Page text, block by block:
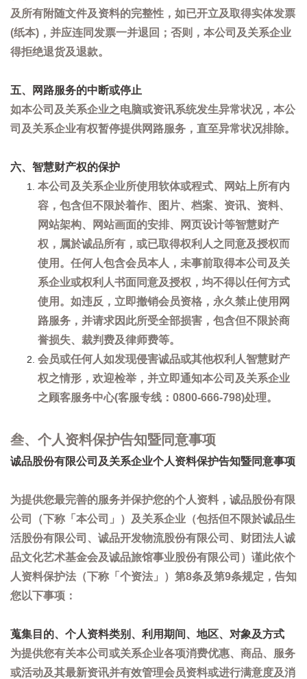
及所有附随文件及资料的完整性，如已开立及取得实体发票
(纸本)，并应连同发票一并退回；否则，本公司及关系企业
得拒绝退货及退款。
五、网路服务的中断或停止
如本公司及关系企业之电脑或资讯系统发生异常状况，本公
司及关系企业有权暂停提供网路服务，直至异常状况排除。
六、智慧财产权的保护
本公司及关系企业所使用软体或程式、网站上所有内
容，包含但不限於着作、图片、档案、资讯、资料、
网站架构、网站画面的安排、网页设计等智慧财产
权，属於诚品所有，或已取得权利人之同意及授权而
使用。任何人包含会员本人，未事前取得本公司及关
系企业或权利人书面同意及授权，均不得以任何方式
使用。如违反，立即撤销会员资格，永久禁止使用网
路服务，并请求因此所受全部损害，包含但不限於商
誉损失、裁判费及律师费等。
会员或任何人如发现侵害诚品或其他权利人智慧财产
权之情形，欢迎检举，并立即通知本公司及关系企业
之顾客服务中心(客服专线：0800-666-798)处理。
叁、个人资料保护告知暨同意事项
诚品股份有限公司及关系企业个人资料保护告知暨同意事项
为提供您最完善的服务并保护您的个人资料，诚品股份有限
公司（下称「本公司」）及关系企业（包括但不限於诚品生
活股份有限公司、诚品开发物流股份有限公司、财团法人诚
品文化艺术基金会及诚品旅馆事业股份有限公司）谨此依个
人资料保护法（下称「个资法」）第8条及第9条规定，告知
您以下事项：
蒐集目的、个人资料类别、利用期间、地区、对象及方式
为提供您有关本公司或关系企业各项消费优惠、商品、服务
或活动及其最新资讯并有效管理会员资料或进行满意度及消